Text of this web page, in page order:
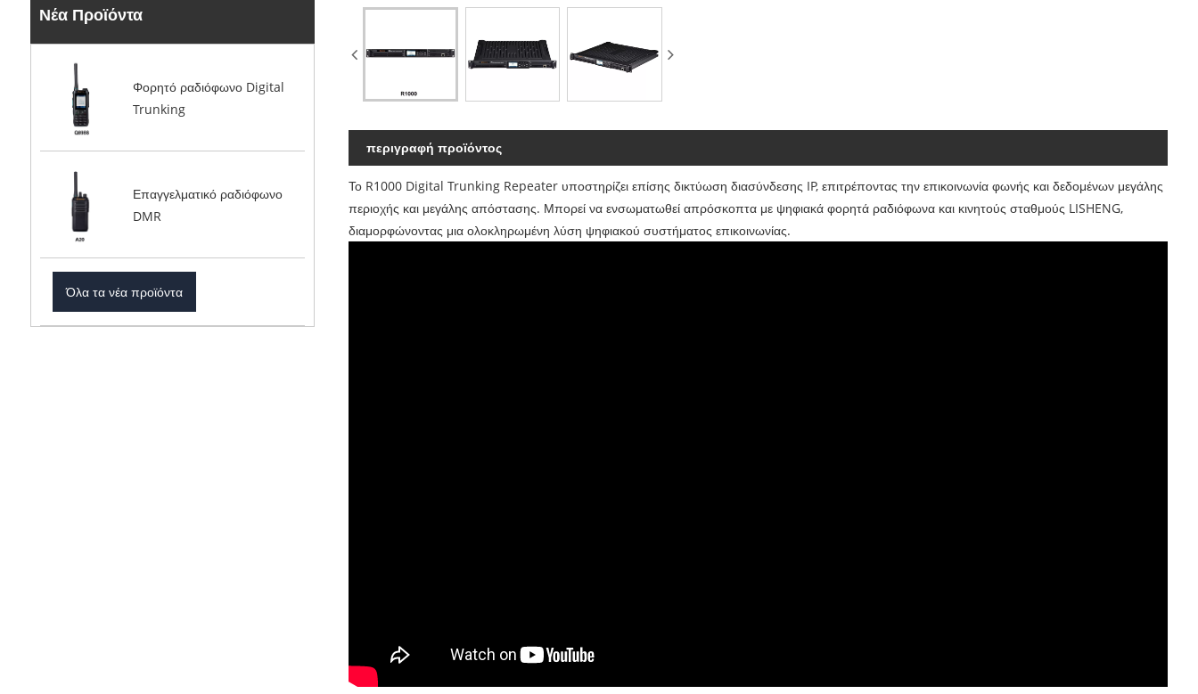
Νέα Προϊόντα
Φορητό ραδιόφωνο Digital
Trunking
Επαγγελματικό ραδιόφωνο
DMR
Όλα τα νέα προϊόντα
περιγραφή προϊόντος
Το R1000 Digital Trunking Repeater υποστηρίζει επίσης δικτύωση διασύνδεσης IP, επιτρέποντας την επικοινωνία φωνής και δεδομένων μεγάλης
περιοχής και μεγάλης απόστασης. Μπορεί να ενσωματωθεί απρόσκοπτα με ψηφιακά φορητά ραδιόφωνα και κινητούς σταθμούς LISHENG,
διαμορφώνοντας μια ολοκληρωμένη λύση ψηφιακού συστήματος επικοινωνίας.